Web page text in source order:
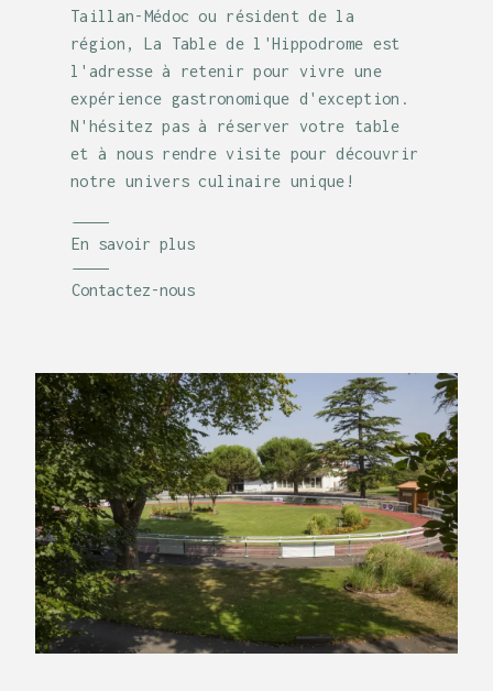
Taillan-Médoc ou résident de la
région, La Table de l'Hippodrome est
l'adresse à retenir pour vivre une
expérience gastronomique d'exception.
N'hésitez pas à réserver votre table
et à nous rendre visite pour découvrir
notre univers culinaire unique!
En savoir plus
Contactez-nous